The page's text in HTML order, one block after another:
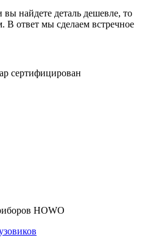
вы найдете деталь дешевле, то
В ответ мы сделаем встречное
сертифицирован
HOWO